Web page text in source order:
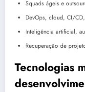
Squads ágeis e
DevOps, cloud, CI/
Inteligência artificial,
Recuperação de
Tecnologias